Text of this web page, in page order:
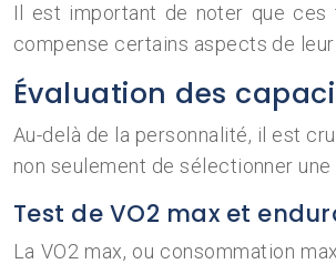
Il est important de noter que ces
compense certains aspects de
Évaluation des
Au-delà de la personnalité, il est
non seulement de sélectionner
Test de VO2 max et
La VO2 max, ou consommation